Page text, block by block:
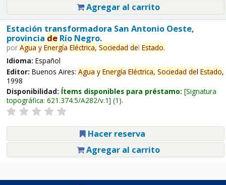
Agregar al carrito
Estación transformadora San Antonio Oeste,
provincia deRío Negro.
por Agua y Energía Eléctrica, Sociedad del Estado.
Idioma: Español
Editor: Buenos Aires: Agua y Energía Eléctrica, Sociedad del Estado,
1998
Disponibilidad: Ítems disponibles para préstamo: Signatura
topográfica: 621.374.5/A282/v.1 (1).
Hacer reserva
Agregar al carrito